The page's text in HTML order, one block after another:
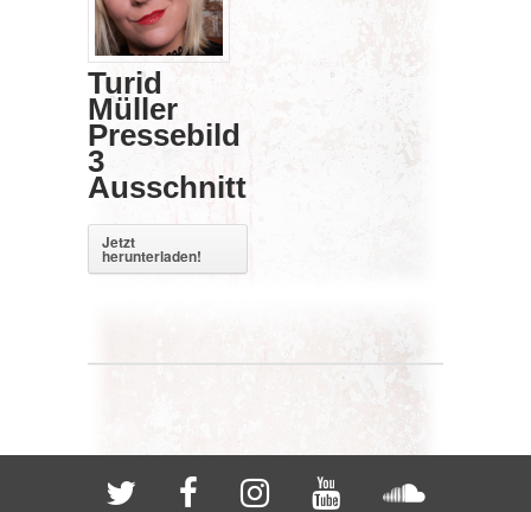
Turid
Müller
Pressebild
3
Ausschnitt
Jetzt
herunterladen!